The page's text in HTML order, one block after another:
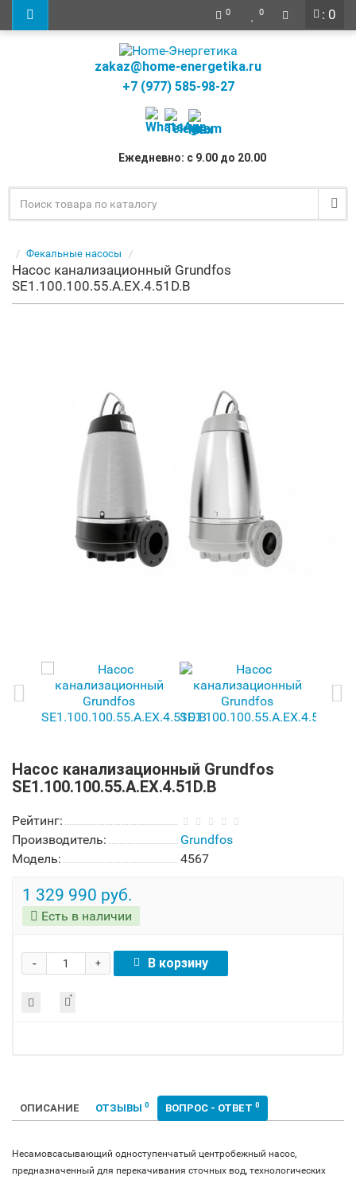
: 0
0 0
zakaz@home-energetika.ru
+7 (977) 585-98-27
Ежедневно: с 9.00 до 20.00
Фекальные насосы
Насос канализационный Grundfos
SE1.100.100.55.A.EX.4.51D.B
Насос канализационный Grundfos
SE1.100.100.55.A.EX.4.51D.B
Рейтинг:
Производитель:
Grundfos
Модель:
4567
1 329 990 руб.
Есть в наличии
+
- В корзину
ОПИСАНИЕ ОТЗЫВЫ 0 ВОПРОС - ОТВЕТ 0
Несамовсасывающий одноступенчатый центробежный насос,
предназначенный для перекачивания сточных вод, технологических